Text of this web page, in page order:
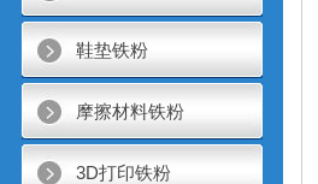
鞋垫铁粉
摩擦材料铁粉
3D打印铁粉